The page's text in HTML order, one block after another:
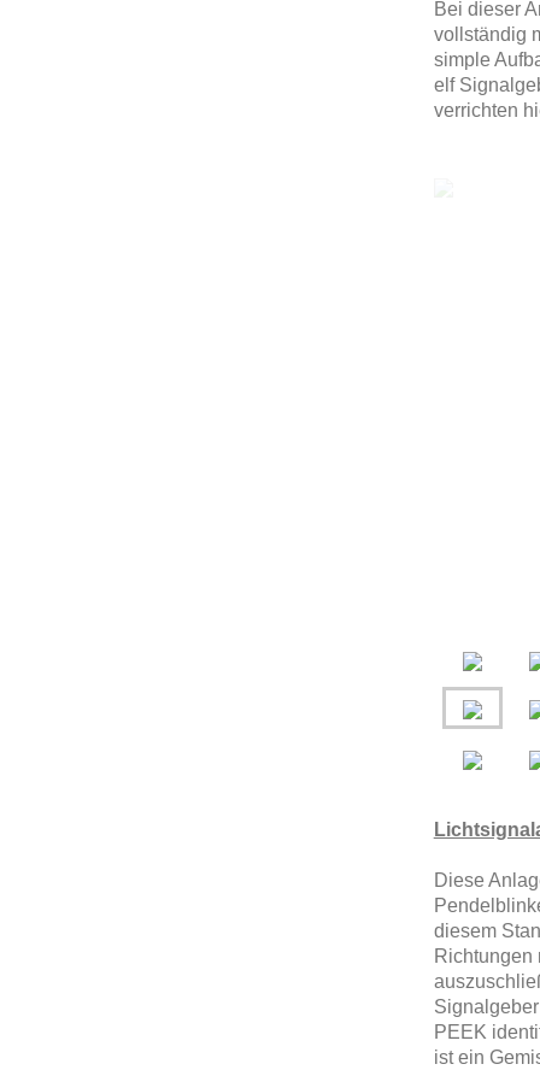
Bei dieser
vollständig
simple
elf
verrichten
Diese
diesem
Richtungen
PEEK
ist ein